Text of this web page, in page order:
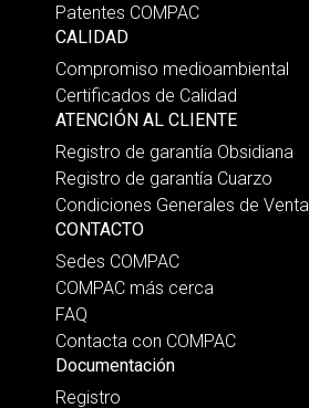
Patentes COMPAC
CALIDAD
Compromiso medioambiental
Certificados de Calidad
ATENCIÓN AL CLIENTE
Registro de garantía Obsidiana
Registro de garantía Cuarzo
Condiciones Generales de Venta
CONTACTO
Sedes COMPAC
COMPAC más cerca
FAQ
Contacta con COMPAC
Documentación
Registro